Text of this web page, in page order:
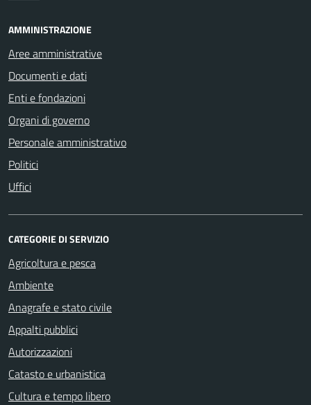
AMMINISTRAZIONE
Aree amministrative
Documenti e dati
Enti e fondazioni
Organi di governo
Personale amministrativo
Politici
Uffici
CATEGORIE DI SERVIZIO
Agricoltura e pesca
Ambiente
Anagrafe e stato civile
Appalti pubblici
Autorizzazioni
Catasto e urbanistica
Cultura e tempo libero